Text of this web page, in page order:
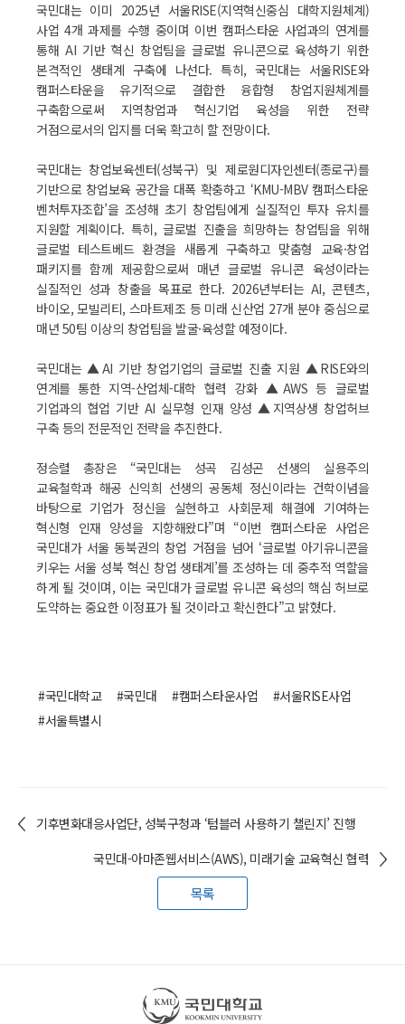
국민대는 이미 2025년 서울RISE(지역혁신중심 대학지원체계)
사업 4개 과제를 수행 중이며 이번 캠퍼스타운 사업과의 연계를
통해 AI 기반 혁신 창업팀을 글로벌 유니콘으로 육성하기 위한
본격적인 생태계 구축에 나선다. 특히, 국민대는 서울RISE와
캠퍼스타운을 유기적으로 결합한 융합형 창업지원체계를
구축함으로써 지역창업과 혁신기업 육성을 위한 전략
거점으로서의 입지를 더욱 확고히 할 전망이다.
국민대는 창업보육센터(성북구) 및 제로원디자인센터(종로구)를
기반으로 창업보육 공간을 대폭 확충하고 ‘KMU-MBV 캠퍼스타운
벤처투자조합’을 조성해 초기 창업팀에게 실질적인 투자 유치를
지원할 계획이다. 특히, 글로벌 진출을 희망하는 창업팀을 위해
글로벌 테스트베드 환경을 새롭게 구축하고 맞춤형 교육·창업
패키지를 함께 제공함으로써 매년 글로벌 유니콘 육성이라는
실질적인 성과 창출을 목표로 한다. 2026년부터는 AI, 콘텐츠,
바이오, 모빌리티, 스마트제조 등 미래 신산업 27개 분야 중심으로
매년 50팀 이상의 창업팀을 발굴·육성할 예정이다.
국민대는 ▲AI 기반 창업기업의 글로벌 진출 지원 ▲RISE와의
연계를 통한 지역-산업체-대학 협력 강화 ▲AWS 등 글로벌
기업과의 협업 기반 AI 실무형 인재 양성 ▲지역상생 창업허브
구축 등의 전문적인 전략을 추진한다.
정승렬 총장은 “국민대는 성곡 김성곤 선생의 실용주의
교육철학과 해공 신익희 선생의 공동체 정신이라는 건학이념을
바탕으로 기업가 정신을 실현하고 사회문제 해결에 기여하는
혁신형 인재 양성을 지향해왔다”며 “이번 캠퍼스타운 사업은
국민대가 서울 동북권의 창업 거점을 넘어 ‘글로벌 아기유니콘을
키우는 서울 성북 혁신 창업 생태계’를 조성하는 데 중추적 역할을
하게 될 것이며, 이는 국민대가 글로벌 유니콘 육성의 핵심 허브로
도약하는 중요한 이정표가 될 것이라고 확신한다”고 밝혔다.
#국민대학교 #국민대 #캠퍼스타운사업
#서울RISE사업
#서울특별시
기후변화대응사업단, 성북구청과 ‘텀블러 사용하기 챌린지’ 진행
국민대-아마존웹서비스(AWS), 미래기술 교육혁신 협력
목록
국민대학교